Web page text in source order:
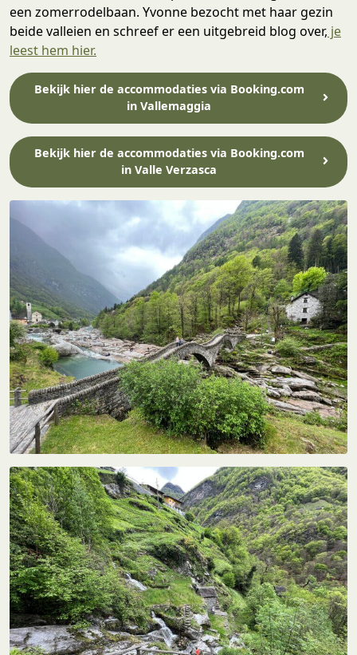
een zomerrodelbaan. Yvonne bezocht met haar gezin
beide valleien en schreef er een uitgebreid blog over, je
leest hem hier.
Bekijk hier de accommodaties via Booking.com
in Vallemaggia
Bekijk hier de accommodaties via Booking.com
in Valle Verzasca